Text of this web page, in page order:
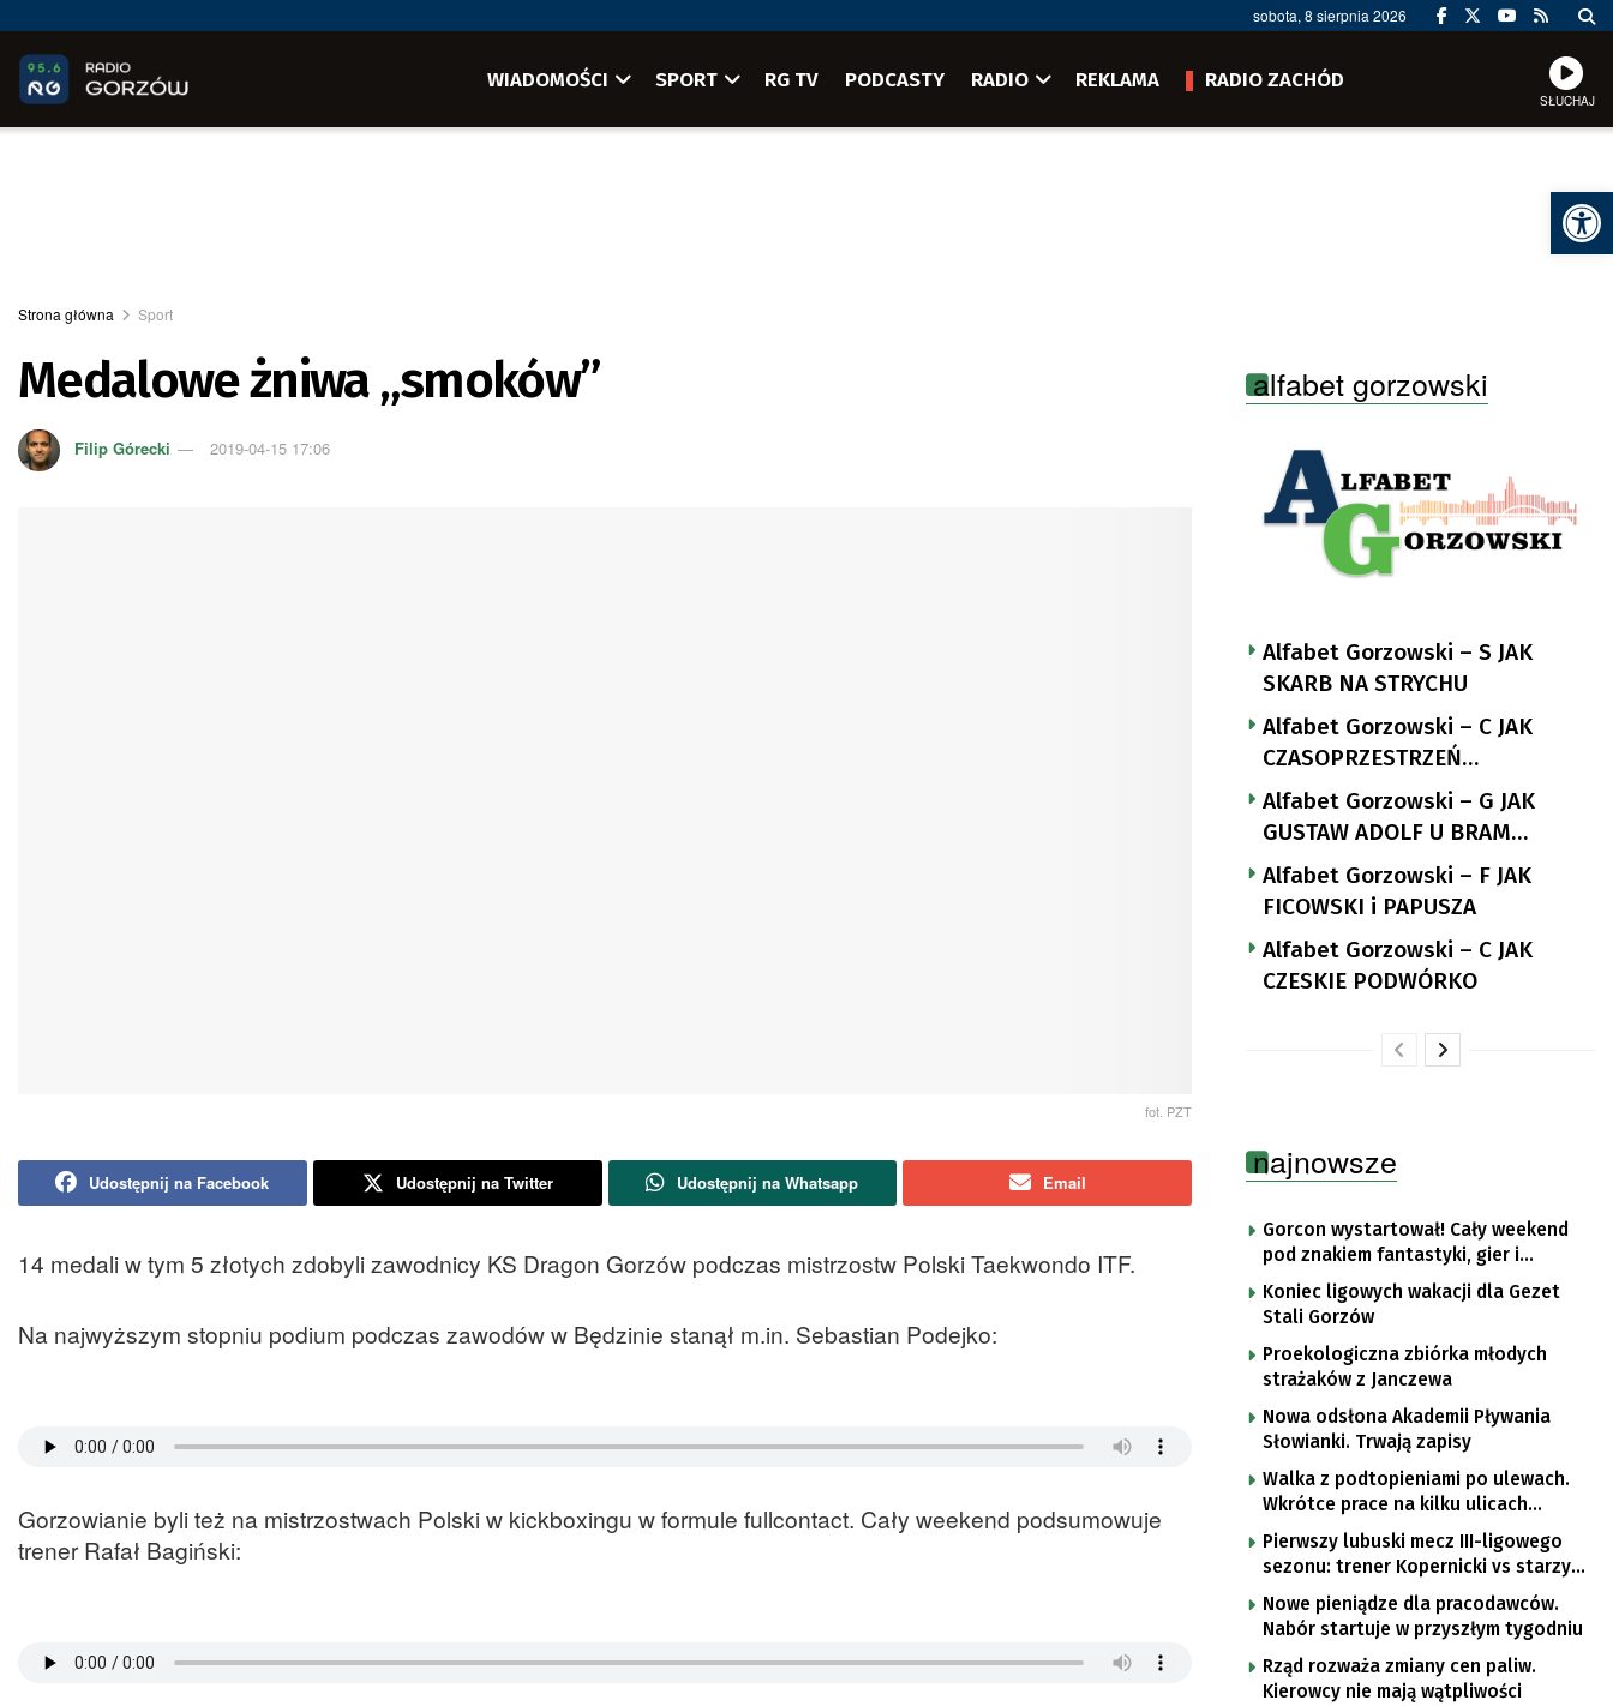
sobota, 8 sierpnia 2026
WIADOMOŚCI SPORT RG TV PODCASTY RADIO REKLAMA RADIO ZACHÓD
SŁUCHAJ
Strona główna Sport
Medalowe żniwa „smoków”
Filip Górecki 2019-04-15 17:06
fot. PZT
Udostępnij na Facebook Udostępnij na Twitter Udostępnij na Whatsapp Email
14 medali w tym 5 złotych zdobyli zawodnicy KS Dragon Gorzów podczas mistrzostw Polski Taekwondo ITF.
Na najwyższym stopniu podium podczas zawodów w Będzinie stanął m.in. Sebastian Podejko:
Gorzowianie byli też na mistrzostwach Polski w kickboxingu w formule fullcontact. Cały weekend podsumowuje
trener Rafał Bagiński:
alfabet gorzowski
Alfabet Gorzowski – S JAK
SKARB NA STRYCHU
Alfabet Gorzowski – C JAK
CZASOPRZESTRZEŃ
NUTTGENSA
Alfabet Gorzowski – G JAK
GUSTAW ADOLF U BRAM
LANDSBERGA
Alfabet Gorzowski – F JAK
FICOWSKI i PAPUSZA
Alfabet Gorzowski – C JAK
CZESKIE PODWÓRKO
najnowsze
Gorcon wystartował! Cały weekend
pod znakiem fantastyki, gier i
popkultury
Koniec ligowych wakacji dla Gezet
Stali Gorzów
Proekologiczna zbiórka młodych
strażaków z Janczewa
Nowa odsłona Akademii Pływania
Słowianki. Trwają zapisy
Walka z podtopieniami po ulewach.
Wkrótce prace na kilku ulicach
Gorzowa
Pierwszy lubuski mecz III-ligowego
sezonu: trener Kopernicki vs starzy
znajomi
Nowe pieniądze dla pracodawców.
Nabór startuje w przyszłym tygodniu
Rząd rozważa zmiany cen paliw.
Kierowcy nie mają wątpliwości